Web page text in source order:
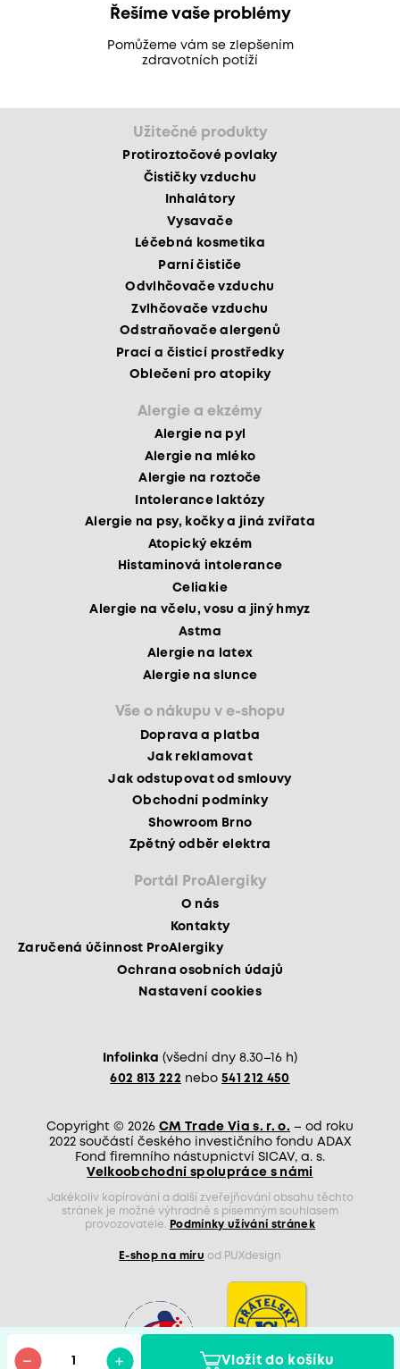
Vložit do košíku
Řešíme vaše problémy
Pomůžeme vám se zlepšením
zdravotních potíží
Užitečné produkty
Protiroztočové povlaky
Čističky vzduchu
Inhalátory
Vysavače
Léčebná kosmetika
Parní čističe
Odvlhčovače vzduchu
Zvlhčovače vzduchu
Odstraňovače alergenů
Prací a čisticí prostředky
Oblečení pro atopiky
Alergie a ekzémy
Alergie na pyl
Alergie na mléko
Alergie na roztoče
Intolerance laktózy
Alergie na psy, kočky a jiná zvířata
Atopický ekzém
Histaminová intolerance
Celiakie
Alergie na včelu, vosu a jiný hmyz
Astma
Alergie na latex
Alergie na slunce
Vše o nákupu v e-shopu
Doprava a platba
Jak reklamovat
Jak odstupovat od smlouvy
Obchodní podmínky
Showroom Brno
Zpětný odběr elektra
Portál ProAlergiky
O nás
Kontakty
Zaručená účinnost ProAlergiky
Ochrana osobních údajů
Nastavení cookies
Infolinka (všední dny 8.30–16 h)
602 813 222 nebo 541 212 450
Copyright © 2026 CM Trade Via s. r. o. – od roku
2022 součástí českého investičního fondu ADAX
Fond firemního nástupnictví SICAV, a. s.
Velkoobchodní spolupráce s námi
Jakékoliv kopírování a další zveřejňování obsahu těchto
stránek je možné výhradně s písemným souhlasem
provozovatele.
Podmínky užívání stránek
E-shop na míru od PUXdesign